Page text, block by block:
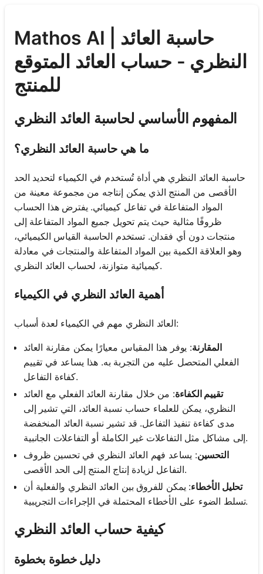
Mathos AI | حاسبة العائد
النظري - حساب العائد المتوقع
للمنتج
المفهوم الأساسي لحاسبة العائد النظري
ما هي حاسبة العائد النظري؟
حاسبة العائد النظري هي أداة تُستخدم في الكيمياء لتحديد الحد
الأقصى من المنتج الذي يمكن إنتاجه من مجموعة معينة من
المواد المتفاعلة في تفاعل كيميائي. يفترض هذا الحساب
ظروفًا مثالية حيث يتم تحويل جميع المواد المتفاعلة إلى
منتجات دون أي فقدان. تستخدم الحاسبة القياس الكيميائي،
وهو العلاقة الكمية بين المواد المتفاعلة والمنتجات في معادلة
كيميائية متوازنة، لحساب العائد النظري.
أهمية العائد النظري في الكيمياء
العائد النظري مهم في الكيمياء لعدة أسباب:
المقارنة: يوفر هذا المقياس معيارًا يمكن مقارنة العائد
الفعلي المتحصل عليه من التجربة به. هذا يساعد في تقييم
كفاءة التفاعل.
تقييم الكفاءة: من خلال مقارنة العائد الفعلي مع العائد
النظري، يمكن للعلماء حساب نسبة العائد، التي تشير إلى
مدى كفاءة تنفيذ التفاعل. قد تشير نسبة العائد المنخفضة
إلى مشاكل مثل التفاعلات غير الكاملة أو التفاعلات الجانبية.
التحسين: يساعد فهم العائد النظري في تحسين ظروف
التفاعل لزيادة إنتاج المنتج إلى الحد الأقصى.
تحليل الأخطاء: يمكن للفروق بين العائد النظري والفعلية أن
تسلط الضوء على الأخطاء المحتملة في الإجراءات التجريبية.
كيفية حساب العائد النظري
دليل خطوة بخطوة